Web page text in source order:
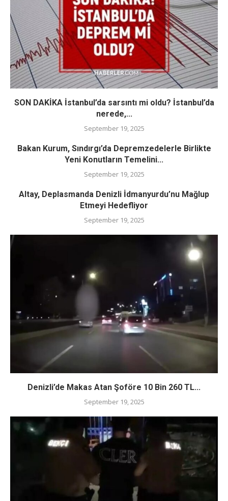
SON DAKİKA İstanbul’da sarsıntı mi oldu? İstanbul’da
nerede,...
September 19, 2025
Bakan Kurum, Sındırgı’da Depremzedelerle Birlikte
Yeni Konutların Temelini...
September 19, 2025
Altay, Deplasmanda Denizli İdmanyurdu’nu Mağlup
Etmeyi Hedefliyor
September 19, 2025
Denizli’de Makas Atan Şoföre 10 Bin 260 TL...
September 19, 2025